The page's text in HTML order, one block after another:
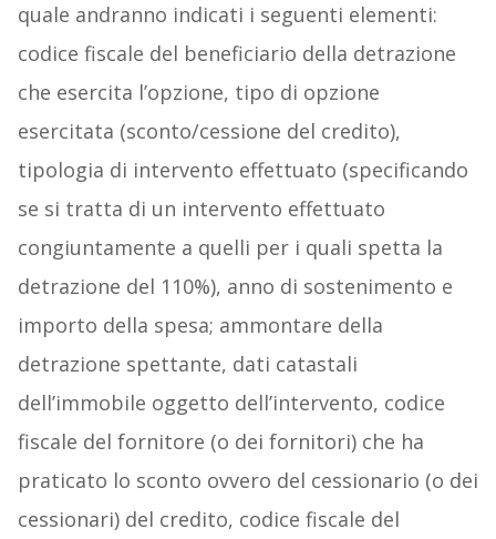
quale andranno indicati i seguenti elementi:
codice fiscale del beneficiario della detrazione
che esercita l’opzione, tipo di opzione
esercitata (sconto/cessione del credito),
tipologia di intervento effettuato (specificando
se si tratta di un intervento effettuato
congiuntamente a quelli per i quali spetta la
detrazione del 110%), anno di sostenimento e
importo della spesa; ammontare della
detrazione spettante, dati catastali
dell’immobile oggetto dell’intervento, codice
fiscale del fornitore (o dei fornitori) che ha
praticato lo sconto ovvero del cessionario (o dei
cessionari) del credito, codice fiscale del